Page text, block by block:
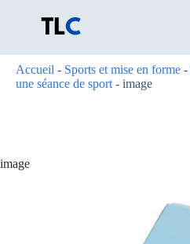
Accueil - Sports et mise en forme -
une séance de sport - image
image